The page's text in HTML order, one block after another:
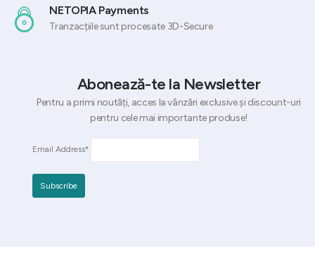
NETOPIA Payments
Tranzacțiile sunt procesate 3D-Secure
Abonează-te la Newsletter
Pentru a primi noutăți, acces la vânzări exclusive și discount-uri
pentru cele mai importante produse!
Email Address*